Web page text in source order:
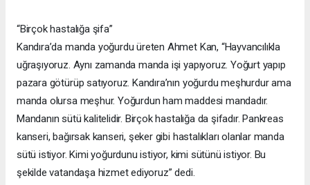
“Birçok hastalığa şifa”
Kandıra’da manda yoğurdu üreten Ahmet Kan, “Hayvancılıkla
uğraşıyoruz. Aynı zamanda manda işi yapıyoruz. Yoğurt yapıp
pazara götürüp satıyoruz. Kandıra’nın yoğurdu meşhurdur ama
manda olursa meşhur. Yoğurdun ham maddesi mandadır.
Mandanın sütü kalitelidir. Birçok hastalığa da şifadır. Pankreas
kanseri, bağırsak kanseri, şeker gibi hastalıkları olanlar manda
sütü istiyor. Kimi yoğurdunu istiyor, kimi sütünü istiyor. Bu
şekilde vatandaşa hizmet ediyoruz” dedi.